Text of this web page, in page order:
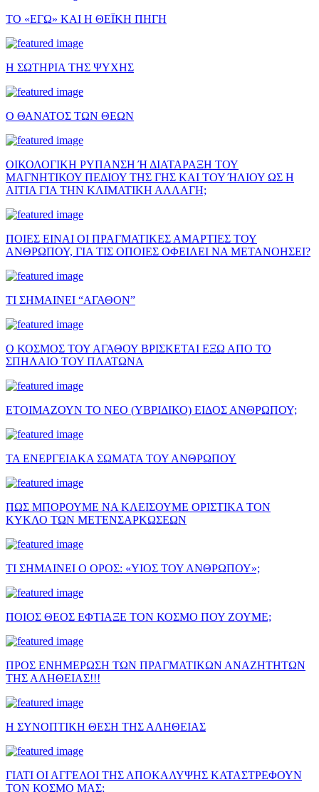
ΤΟ «ΕΓΩ» ΚΑΙ Η ΘΕΪΚΗ ΠΗΓΗ
Η ΣΩΤΗΡΙΑ ΤΗΣ ΨΥΧΗΣ
Ο ΘΑΝΑΤΟΣ ΤΩΝ ΘΕΩΝ
ΟΙΚΟΛΟΓΙΚΗ ΡΥΠΑΝΣΗ Ή ΔΙΑΤΑΡΑΞΗ ΤΟΥ
ΜΑΓΝΗΤΙΚΟΥ ΠΕΔΙΟΥ ΤΗΣ ΓΗΣ ΚΑΙ ΤΟΥ ΉΛΙΟΥ ΩΣ Η
ΑΙΤΙΑ ΓΙΑ ΤΗΝ ΚΛΙΜΑΤΙΚΗ ΑΛΛΑΓΗ;
ΠΟΙΕΣ ΕΙΝΑΙ ΟΙ ΠΡΑΓΜΑΤΙΚΕΣ ΑΜΑΡΤΙΕΣ ΤΟΥ
ΑΝΘΡΩΠΟΥ, ΓΙΑ ΤΙΣ ΟΠΟΙΕΣ ΟΦΕΙΛΕΙ ΝΑ ΜΕΤΑΝΟΗΣΕΙ?
ΤΙ ΣΗΜΑΙΝΕΙ “ΑΓΑΘΟΝ”
Ο ΚΟΣΜΟΣ ΤΟΥ ΑΓΑΘΟΥ ΒΡΙΣΚΕΤΑΙ ΕΞΩ ΑΠΟ ΤΟ
ΣΠΗΛΑΙΟ ΤΟΥ ΠΛΑΤΩΝΑ
ΕΤΟΙΜΑΖΟΥΝ ΤΟ ΝΕΟ (ΥΒΡΙΔΙΚΟ) ΕΙΔΟΣ ΑΝΘΡΩΠΟΥ;
ΤΑ ΕΝΕΡΓΕΙΑΚΑ ΣΩΜΑΤΑ ΤΟΥ ΑΝΘΡΩΠΟΥ
ΠΩΣ ΜΠΟΡΟΥΜΕ ΝΑ ΚΛΕΙΣΟΥΜΕ ΟΡΙΣΤΙΚΑ ΤΟΝ
ΚΥΚΛΟ ΤΩΝ ΜΕΤΕΝΣΑΡΚΩΣΕΩΝ
ΤΙ ΣΗΜΑΙΝΕΙ Ο ΟΡΟΣ: «ΥΙΟΣ ΤΟΥ ΑΝΘΡΩΠΟΥ»;
ΠΟΙΟΣ ΘΕΟΣ ΕΦΤΙΑΞΕ ΤΟΝ ΚΟΣΜΟ ΠΟΥ ΖΟΥΜΕ;
ΠΡΟΣ ΕΝΗΜΕΡΩΣΗ ΤΩΝ ΠΡΑΓΜΑΤΙΚΩΝ ΑΝΑΖΗΤΗΤΩΝ
ΤΗΣ ΑΛΗΘΕΙΑΣ!!!
Η ΣΥΝΟΠΤΙΚΗ ΘΕΣΗ ΤΗΣ ΑΛΗΘΕΙΑΣ
ΓΙΑΤΙ ΟΙ ΑΓΓΕΛΟΙ ΤΗΣ ΑΠΟΚΑΛΥΨΗΣ ΚΑΤΑΣΤΡΕΦΟΥΝ
ΤΟΝ ΚΟΣΜΟ ΜΑΣ;